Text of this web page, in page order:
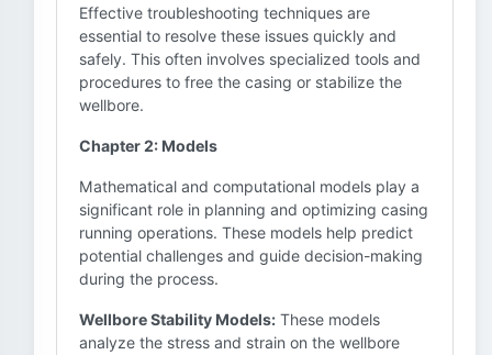
Effective troubleshooting techniques are
essential to resolve these issues quickly and
safely. This often involves specialized tools and
procedures to free the casing or stabilize the
wellbore.
Chapter 2: Models
Mathematical and computational models play a
significant role in planning and optimizing casing
running operations. These models help predict
potential challenges and guide decision-making
during the process.
Wellbore Stability Models: These models
analyze the stress and strain on the wellbore